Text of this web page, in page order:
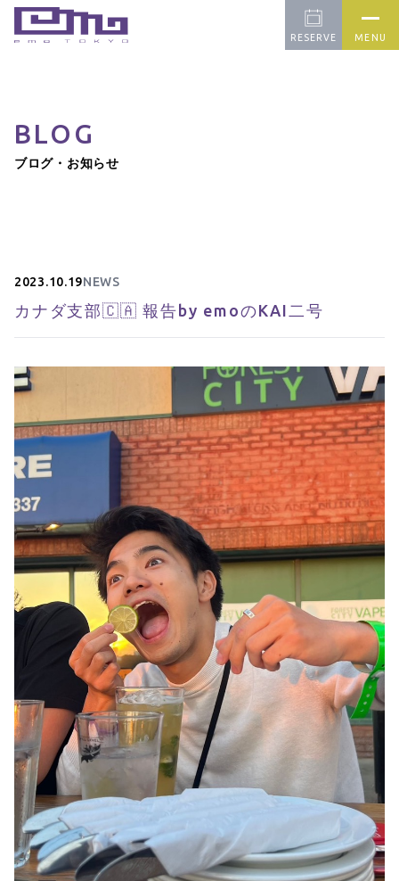
RESERVE MENU
BLOG
ブログ・お知らせ
2023.10.19NEWS
カナダ支部🇨🇦 報告by emoのKAI二号